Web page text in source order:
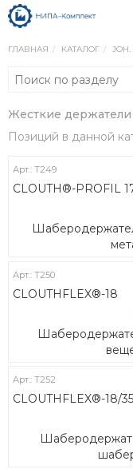
ГЛАВНАЯ КАТАЛОГ JOH.
Жесткие держатели
Позиций в данной
Арт.: Т249
CLOUTH®-PROFIL
Арт.: Т250
CLOUTHFLEX®-18
Арт.: Т252
CLOUTHFLEX®-18/